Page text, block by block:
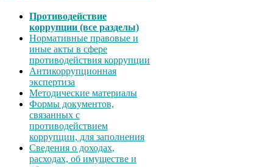
Противодействие
коррупции (все разделы)
Нормативные правовые и
иные акты в сфере
противодействия коррупции
Антикоррупционная
экспертиза
Методические материалы
Формы документов,
связанных с
противодействием
коррупции, для заполнения
Сведения о доходах,
расходах, об имуществе и